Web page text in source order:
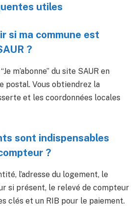
utiles
si ma commune est
?
m’abonne” du site SAUR en
postal. Vous obtiendrez la
et les coordonnées locales
sont indispensables
?
l’adresse du logement, le
si présent, le relevé de compteur
clés et un RIB pour le paiement.